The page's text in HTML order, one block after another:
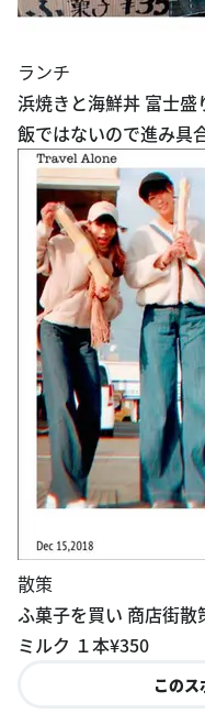
ランチ
浜焼きと海鮮丼 富士
飯ではないので進み具
散策
ふ菓子を買い 商店街散
ミルク １本¥350
この